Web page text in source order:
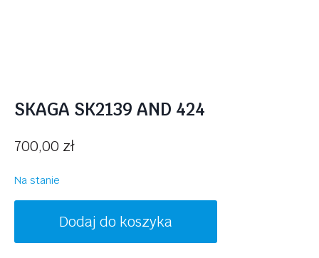
SKAGA SK2139 AND 424
700,00 zł
Na stanie
SK2139
Dodaj do koszyka